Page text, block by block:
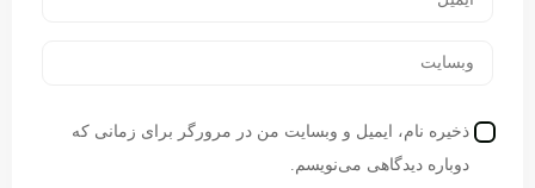
ذخیره نام، ایمیل و وبسایت من در مرورگر برای زمانی که
دوباره دیدگاهی می‌نویسم.